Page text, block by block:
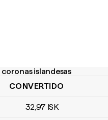
islandesas
islandesas
CONVERTIDO
32,97 ISK